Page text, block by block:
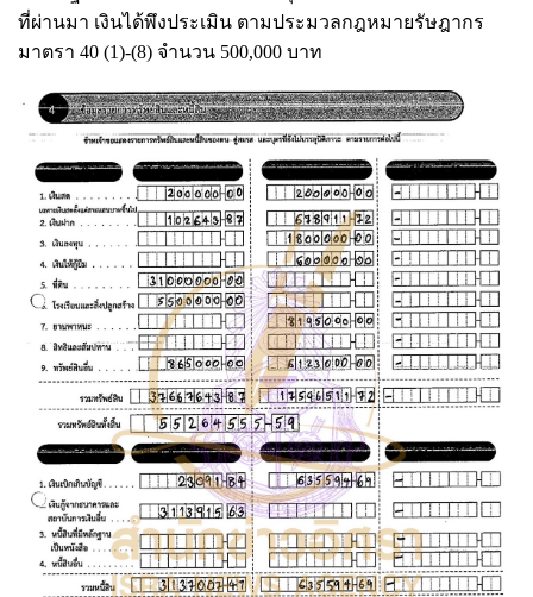
ที่ผ่านมา เงินได้พึงประเมิน ตามประมวลกฎหมายรัษฎากร
มาตรา 40 (1)-(8) จำนวน 500,000 บาท